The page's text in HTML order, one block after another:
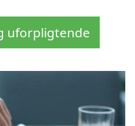
uforpligtende